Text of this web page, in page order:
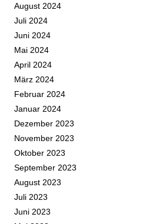
August 2024
Juli 2024
Juni 2024
Mai 2024
April 2024
März 2024
Februar 2024
Januar 2024
Dezember 2023
November 2023
Oktober 2023
September 2023
August 2023
Juli 2023
Juni 2023